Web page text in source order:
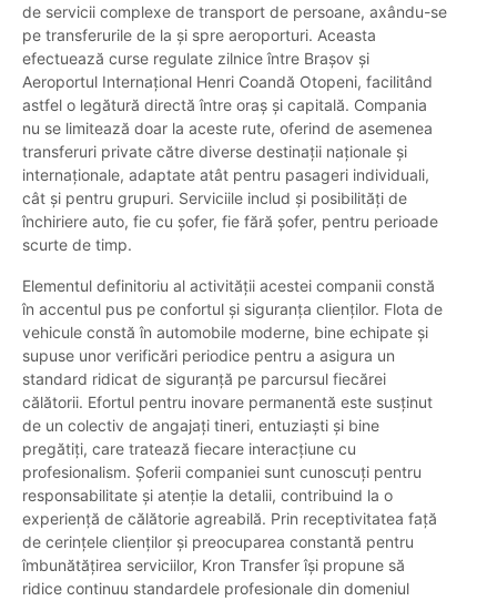
de servicii complexe de transport de persoane, axându-se
pe transferurile de la și spre aeroporturi. Aceasta
efectuează curse regulate zilnice între Brașov și
Aeroportul Internațional Henri Coandă Otopeni, facilitând
astfel o legătură directă între oraș și capitală. Compania
nu se limitează doar la aceste rute, oferind de asemenea
transferuri private către diverse destinații naționale și
internaționale, adaptate atât pentru pasageri individuali,
cât și pentru grupuri. Serviciile includ și posibilități de
închiriere auto, fie cu șofer, fie fără șofer, pentru perioade
scurte de timp.
Elementul definitoriu al activității acestei companii constă
în accentul pus pe confortul și siguranța clienților. Flota de
vehicule constă în automobile moderne, bine echipate și
supuse unor verificări periodice pentru a asigura un
standard ridicat de siguranță pe parcursul fiecărei
călătorii. Efortul pentru inovare permanentă este susținut
de un colectiv de angajați tineri, entuziaști și bine
pregătiți, care tratează fiecare interacțiune cu
profesionalism. Șoferii companiei sunt cunoscuți pentru
responsabilitate și atenție la detalii, contribuind la o
experiență de călătorie agreabilă. Prin receptivitatea față
de cerințele clienților și preocuparea constantă pentru
îmbunătățirea serviciilor, Kron Transfer își propune să
ridice continuu standardele profesionale din domeniul